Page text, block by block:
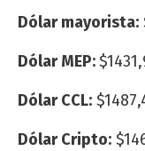
Dólar mayorista:
Dólar MEP:
Dólar CCL:
Dólar Cripto: